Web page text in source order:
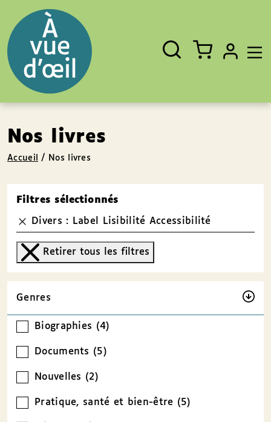
Fermer
Rechercher
un
livre,
un
auteur,
un
EAN
Nos livres
Accueil / Nos livres
Filtres sélectionnés
Divers : Label Lisibilité Accessibilité
Retirer tous les filtres
Genres
Biographies (4)
Documents (5)
Nouvelles (2)
Pratique, santé et bien-être (5)